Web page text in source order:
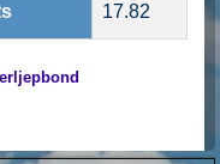
17.82